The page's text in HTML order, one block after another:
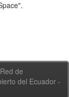
de
del Ecuador -